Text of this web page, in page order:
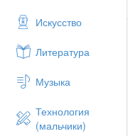
Искусство
Литература
Музыка
Технология
(мальчики)